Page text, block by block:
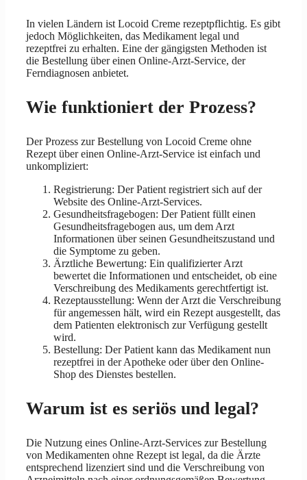
In vielen Ländern ist Locoid Creme rezeptpflichtig. Es gibt
jedoch Möglichkeiten, das Medikament legal und
rezeptfrei zu erhalten. Eine der gängigsten Methoden ist
die Bestellung über einen Online-Arzt-Service, der
Ferndiagnosen anbietet.
Wie funktioniert der Prozess?
Der Prozess zur Bestellung von Locoid Creme ohne
Rezept über einen Online-Arzt-Service ist einfach und
unkompliziert:
Registrierung: Der Patient registriert sich auf der
Website des Online-Arzt-Services.
Gesundheitsfragebogen: Der Patient füllt einen
Gesundheitsfragebogen aus, um dem Arzt
Informationen über seinen Gesundheitszustand und
die Symptome zu geben.
Ärztliche Bewertung: Ein qualifizierter Arzt
bewertet die Informationen und entscheidet, ob eine
Verschreibung des Medikaments gerechtfertigt ist.
Rezeptausstellung: Wenn der Arzt die Verschreibung
für angemessen hält, wird ein Rezept ausgestellt, das
dem Patienten elektronisch zur Verfügung gestellt
wird.
Bestellung: Der Patient kann das Medikament nun
rezeptfrei in der Apotheke oder über den Online-
Shop des Dienstes bestellen.
Warum ist es seriös und legal?
Die Nutzung eines Online-Arzt-Services zur Bestellung
von Medikamenten ohne Rezept ist legal, da die Ärzte
entsprechend lizenziert sind und die Verschreibung von